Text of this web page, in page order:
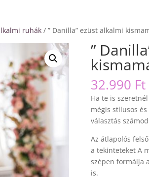
ruhák / ” Danilla” ezüst alkalmi
”
32.990 Ft
Ha te is
mégis stílusos
választás
Az átlapolós
a tekinteteket A
szépen formálja
is.